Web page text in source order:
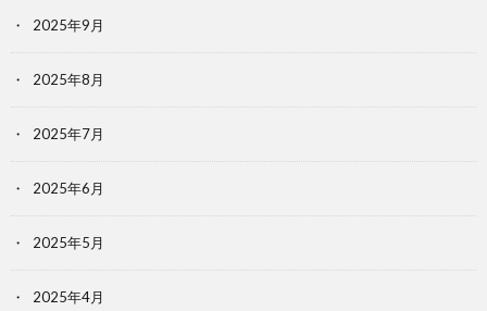
2025年9月
2025年8月
2025年7月
2025年6月
2025年5月
2025年4月